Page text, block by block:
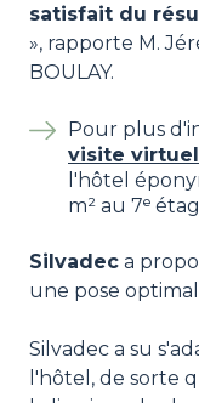
satisfait du
», rapporte M.
BOULAY.
Pour plus
visite
l'hôtel
m² au 7ᵉ
Silvadec a
une pose
Silvadec a su
l'hôtel, de sorte